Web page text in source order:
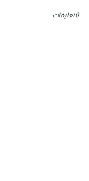
0 تعليقات